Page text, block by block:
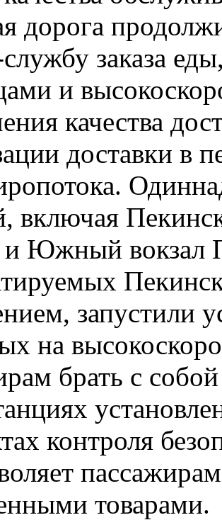
дорога
заказа
и
качества
доставки в
включая
Южный вокзал
запустили
на
брать с
контроля
товарами.